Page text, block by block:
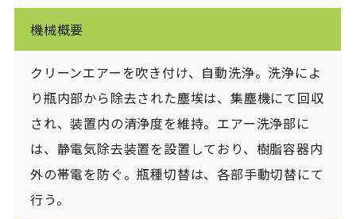
機械概要
クリーンエアーを吹き付け、自動洗浄。洗浄によ
り瓶内部から除去された塵埃は、集塵機にて回収
され、装置内の清浄度を維持。エアー洗浄部に
は、静電気除去装置を設置しており、樹脂容器内
外の帯電を防ぐ。瓶種切替は、各部手動切替にて
行う。